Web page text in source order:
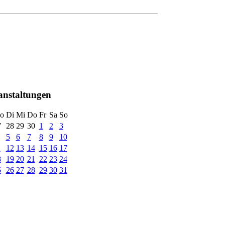
Di Mi Do Fr Sa So
28 29 30 1 2
3
5 6 7 8 9
10
12 13 14 15 16 17
19 20 21 22 23 24
26 27 28 29 30 31